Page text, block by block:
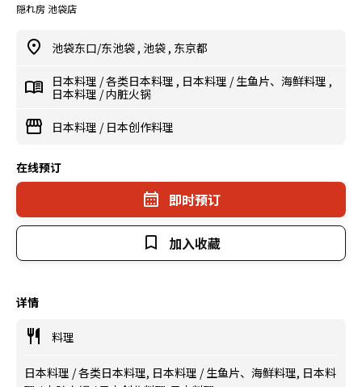
隠れ房 池袋店
池袋东口/东池袋 , 池袋 , 东京都
日本料理 /各类日本料理 , 日本料理 /生鱼片、海鲜料理 ,
日本料理 /内脏火锅
日本料理 / 日本创作料理
在线预订
即时预订
加入收藏
详情
料理
日本料理 / 各类日本料理, 日本料理 / 生鱼片、海鲜料理, 日本料